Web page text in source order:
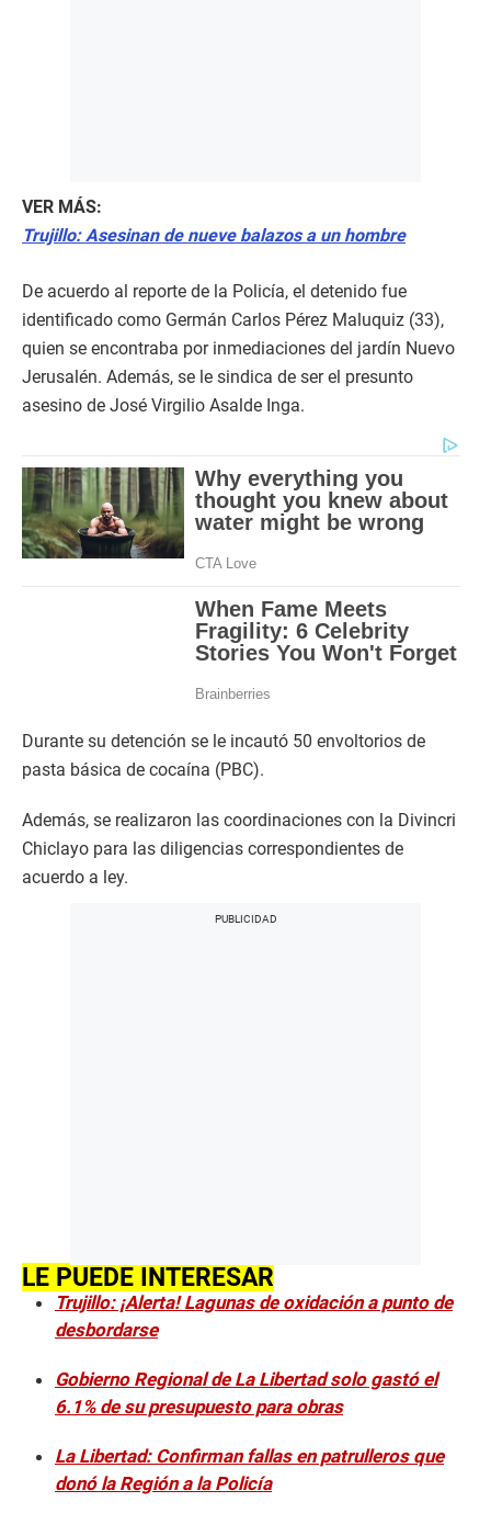
VER MÁS:
Trujillo: Asesinan de nueve balazos a un hombre
De acuerdo al reporte de la Policía, el detenido fue
identificado como Germán Carlos Pérez Maluquiz (33),
quien se encontraba por inmediaciones del jardín Nuevo
Jerusalén. Además, se le sindica de ser el presunto
asesino de José Virgilio Asalde Inga.
Durante su detención se le incautó 50 envoltorios de
pasta básica de cocaína (PBC).
Además, se realizaron las coordinaciones con la Divincri
Chiclayo para las diligencias correspondientes de
acuerdo a ley.
LE PUEDE INTERESAR
Trujillo: ¡Alerta! Lagunas de oxidación a punto de
desbordarse
Gobierno Regional de La Libertad solo gastó el
6.1% de su presupuesto para obras
La Libertad: Confirman fallas en patrulleros que
donó la Región a la Policía